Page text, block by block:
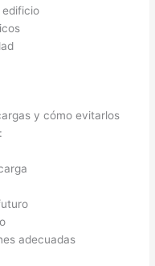
edificio
y cómo evitarlos
adecuadas